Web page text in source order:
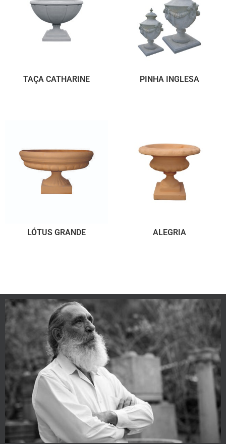
TAÇA CATHARINE PINHA INGLESA
LÓTUS GRANDE ALEGRIA